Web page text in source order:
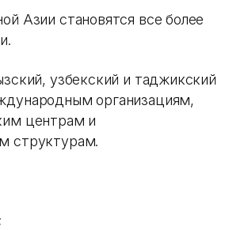
Азии становятся все более
узбекский и таджикский
организациям,
центрам и
структурам.